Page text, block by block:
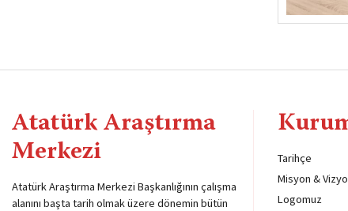
Atatürk Araştırma
Merkezi
Atatürk Araştırma Merkezi Başkanlığının çalışma
alanını başta tarih olmak üzere dönemin bütün
Tarihçe
Misyon &
Logomuz